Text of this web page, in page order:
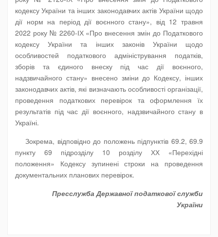
кодексу України та інших законодавчих актів України щодо
дії норм на період дії воєнного стану», від 12 травня
2022 року № 2260-ІХ «Про внесення змін до Податкового
кодексу України та інших законів України щодо
особливостей податкового адміністрування податків,
зборів та єдиного внеску під час дії воєнного,
надзвичайного стану» внесено зміни до Кодексу, інших
законодавчих актів, які визначають особливості організації,
проведення податкових перевірок та оформлення їх
результатів під час дії воєнного, надзвичайного стану в
Україні.
Зокрема, відповідно до положень підпунктів 69.2, 69.9
пункту 69 підрозділу 10 розділу ХХ «Перехідні
положення» Кодексу зупинені строки на проведення
документальних планових перевірок.
Пресслужба Державної податкової служби
України